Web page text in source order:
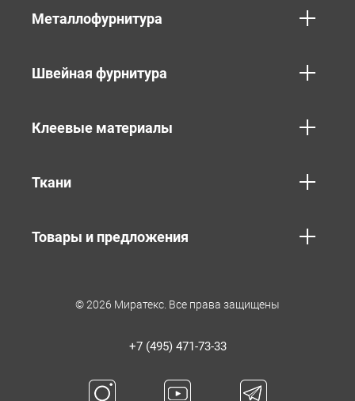
Металлофурнитура
Швейная фурнитура
Клеевые материалы
Ткани
Товары и предложения
© 2026 Миратекс. Все права защищены
+7 (495) 471-73-33